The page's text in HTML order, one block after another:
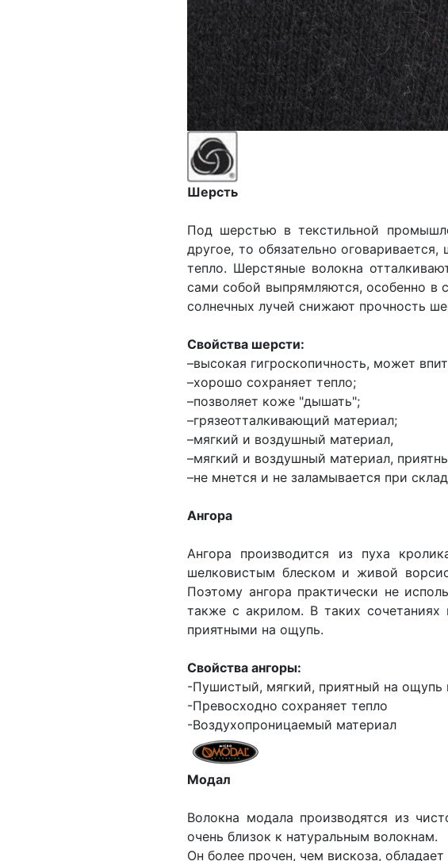
Шерсть
Под шерстью в текстильной
другое, то обязательно
тепло. Шерстяные волокна
сами собой выпрямляются, особенно в
солнечных лучей снижают прочность
Свойства шерсти:
–высокая гигроскопичность, может
–хорошо сохраняет тепло;
–позволяет коже "дышать";
–грязеотталкивающий материал;
–мягкий и воздушный материал,
–мягкий и воздушный материал,
–не мнется и не заламывается при
Ангора
Ангора производится из пуха
шелковистым блеском и живой
Поэтому ангора практически не
также с акрилом. В таких
приятными на ощупь.
Свойства ангоры:
-Пушистый, мягкий, приятный на ощупь
-Превосходно сохраняет тепло
-Воздухопроницаемый материал
Модал
Волокна модала производятся из
очень близок к натуральным волокнам.
Он более прочен, чем вискоза,